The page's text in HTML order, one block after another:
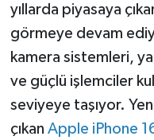
yıllarda piyasaya
görmeye devam
kamera sistemleri,
ve güçlü işlemciler
seviyeye taşıyor.
çıkan Apple iPhone